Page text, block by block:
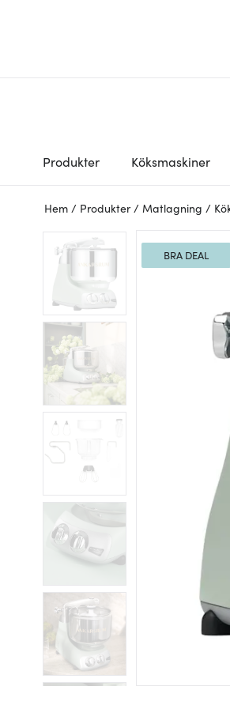
Produkter Köksmaskiner
Hem / Produkter / Matlagning /
BRA DEAL